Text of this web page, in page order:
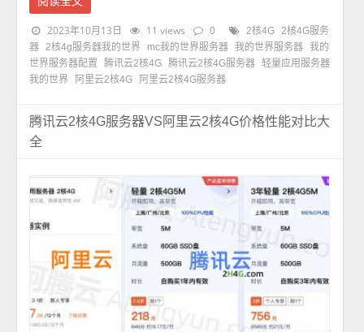
2023年10月13日 11 views 0 2核4G
2核4G服务
器 2核4g服务器我的世界 mc我的世界服务器 我的世界服务器 我的
世界服务器配置
腾讯云2核4G 腾讯云2核4G服务器 轻量应用服务器
我的世界
阿里云2核4G 阿里云2核4G服务器
腾讯云2核4G服务器VS阿里云2核4G价格性能对比大
全